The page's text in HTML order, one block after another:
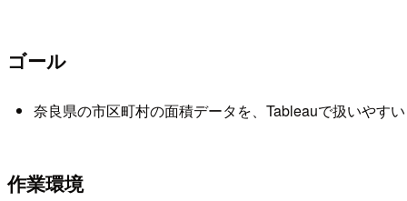
ゴール
奈良県の市区町村の面積データを、Tableauで扱いやすい
作業環境